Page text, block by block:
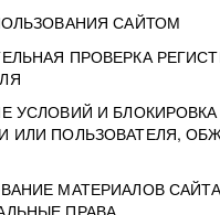
САЙТОМ
ПРОВЕРКА
УСЛОВИЙ И БЛОКИРОВКА
ИЛИ ПОЛЬЗОВАТЕЛЯ,
МАТЕРИАЛОВ
ПРАВА